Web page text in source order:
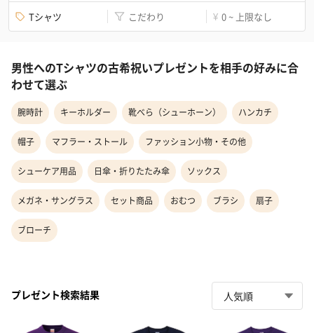
Tシャツ こだわり ¥ 0 ~ 上限なし
男性へのTシャツの古希祝いプレゼントを相手の好みに合
わせて選ぶ
腕時計 キーホルダー 靴べら（シューホーン） ハンカチ
帽子 マフラー・ストール ファッション小物・その他
シューケア用品 日傘・折りたたみ傘 ソックス
メガネ・サングラス セット商品 おむつ ブラシ 扇子
ブローチ
プレゼント検索結果